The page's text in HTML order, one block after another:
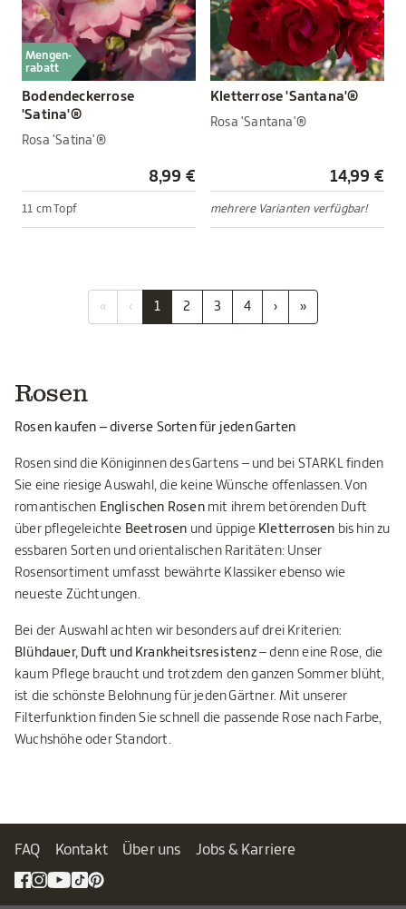
Mengen-
rabatt
Bodendeckerrose
'Satina'®
Rosa 'Satina'®
8,99 €
11 cm Topf
Kletterrose 'Santana'®
Rosa 'Santana'®
14,99 €
mehrere Varianten verfügbar!
« ‹ 1 2 3 4 › »
Rosen
Rosen kaufen – diverse Sorten für jeden Garten
Rosen sind die Königinnen des Gartens – und bei STARKL finden
Sie eine riesige Auswahl, die keine Wünsche offenlassen. Von
romantischen Englischen Rosenmit ihrem betörenden Duft
über pflegeleichte Beetrosen und üppige Kletterrosen bis hin zu
essbaren Sorten und orientalischen Raritäten: Unser
Rosensortiment umfasst bewährte Klassiker ebenso wie
neueste Züchtungen.
Bei der Auswahl achten wir besonders auf drei Kriterien:
Blühdauer, Duft und Krankheitsresistenz– denn eine Rose, die
kaum Pflege braucht und trotzdem den ganzen Sommer blüht,
ist die schönste Belohnung für jeden Gärtner. Mit unserer
Filterfunktion finden Sie schnell die passende Rose nach Farbe,
Wuchshöhe oder Standort.
FAQ Kontakt Über uns Jobs & Karriere